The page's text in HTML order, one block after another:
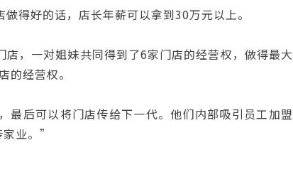
得好的话，店长年薪可以拿到30万元以上。
，一对姐妹共同得到了6家门店的经营权，做得最大
的经营权。
最后可以将门店传给下一代。他们内部吸引员工加盟
业。”